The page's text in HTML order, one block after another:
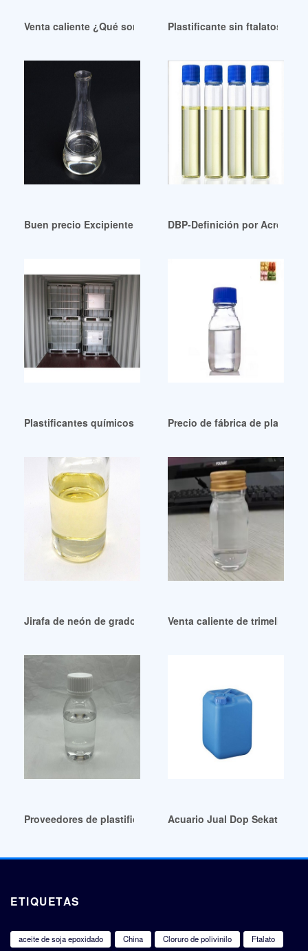
Venta caliente ¿Qué son los plastificantes en el hormigón?
Plastificante sin ftalatos a
Buen precio Excipiente destacado: Plastificantes-IJPC
DBP-Definición por
Plastificantes químicos de alta purezaPrecio de fábrica de
Jirafa de neón de grado industrial Adopt Me a la venta en
Venta caliente de trimelitato
Proveedores de plastificantes en Bolivia en Paginas
Acuario Jual Dop Sekat
ETIQUETAS
aceite de soja epoxidado China Cloruro de polivinilo
Ftalato